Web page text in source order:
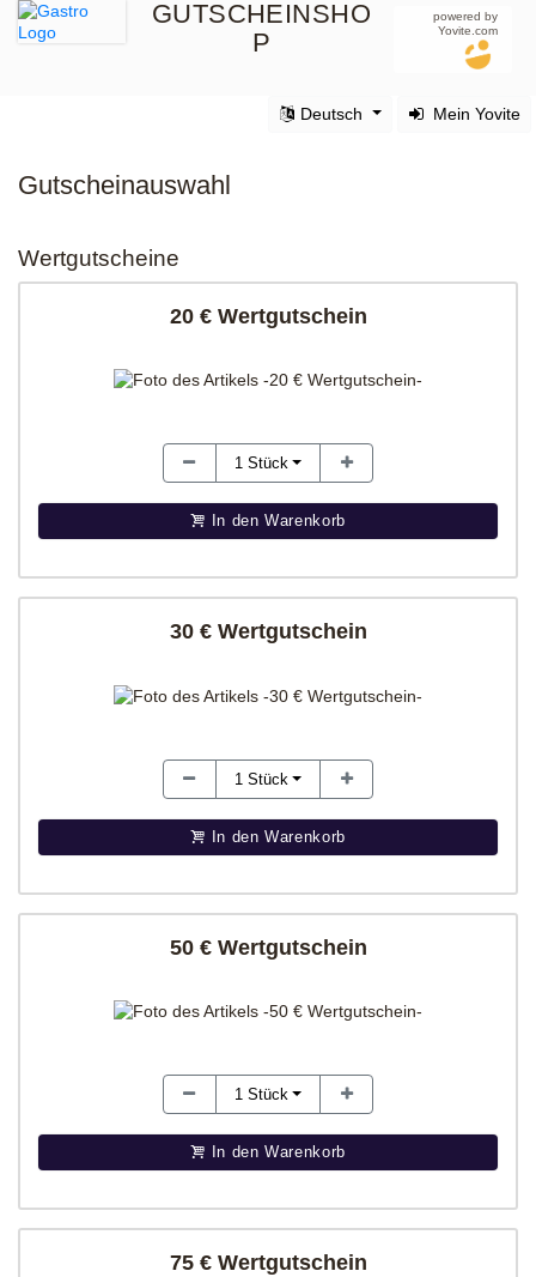
GUTSCHEINSHO
P
powered by
Yovite.com
Mein Yovite
Deutsch
Gutscheinauswahl
Wertgutscheine
20 € Wertgutschein
1 Stück
In den Warenkorb
30 € Wertgutschein
1 Stück
In den Warenkorb
50 € Wertgutschein
1 Stück
In den Warenkorb
75 € Wertgutschein